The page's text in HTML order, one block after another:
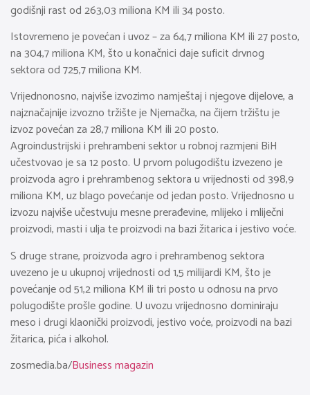
godišnji rast od 263,03 miliona KM ili 34 posto.
Istovremeno je povećan i uvoz – za 64,7 miliona KM ili 27 posto,
na 304,7 miliona KM, što u konačnici daje suficit drvnog
sektora od 725,7 miliona KM.
Vrijednonosno, najviše izvozimo namještaj i njegove dijelove, a
najznačajnije izvozno tržište je Njemačka, na čijem tržištu je
izvoz povećan za 28,7 miliona KM ili 20 posto.
Agroindustrijski i prehrambeni sektor u robnoj razmjeni BiH
učestvovao je sa 12 posto. U prvom polugodištu izvezeno je
proizvoda agro i prehrambenog sektora u vrijednosti od 398,9
miliona KM, uz blago povećanje od jedan posto. Vrijednosno u
izvozu najviše učestvuju mesne prerađevine, mlijeko i mliječni
proizvodi, masti i ulja te proizvodi na bazi žitarica i jestivo voće.
S druge strane, proizvoda agro i prehrambenog sektora
uvezeno je u ukupnoj vrijednosti od 1,5 milijardi KM, što je
povećanje od 51,2 miliona KM ili tri posto u odnosu na prvo
polugodište prošle godine. U uvozu vrijednosno dominiraju
meso i drugi klaonički proizvodi, jestivo voće, proizvodi na bazi
žitarica, pića i alkohol.
zosmedia.ba/Business magazin